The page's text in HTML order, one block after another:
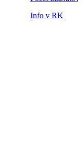
Info v RK